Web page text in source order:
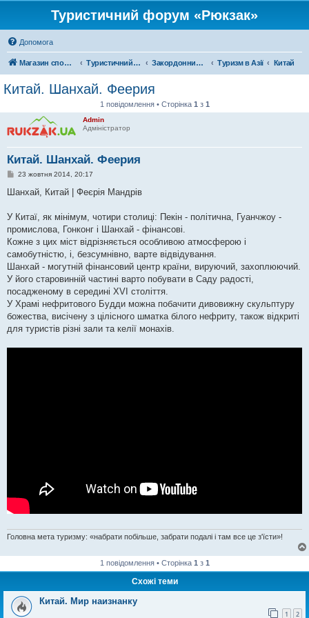
Туристичний форум «Рюкзак»
Допомога
Магазин спорядження Туристичний форум «Рюкзак» Закордонний туризм Туризм в Азії Китай
Китай. Шанхай. Феерия
1 повідомлення • Сторінка 1 з 1
Admin
Адміністратор
Китай. Шанхай. Феерия
П
в
о
л
е
н
я
23 жовтня 2014, 20:17
Шанхай, Китай | Феєрія Мандрів
У Китаї, як мінімум, чотири столиці: Пекін - політична, Гуанчжоу -
промислова, Гонконг і Шанхай - фінансові.
Кожне з цих міст відрізняється особливою атмосферою і
самобутністю, і, безсумнівно, варте відвідування.
Шанхай - могутній фінансовий центр країни, вируючий, захоплюючий.
У його старовинній частині варто побувати в Саду радості,
посадженому в середині XVI століття.
У Храмі нефритового Будди можна побачити дивовижну скульптуру
божества, висічену з цілісного шматка білого нефриту, також відкриті
для туристів різні зали та келії монахів.
Головна мета туризму: «набрати побільше, забрати подалі і там все це з'їсти»!
1 повідомлення • Сторінка 1 з 1
Схожі теми
Китай. Мир наизнанку
1 2